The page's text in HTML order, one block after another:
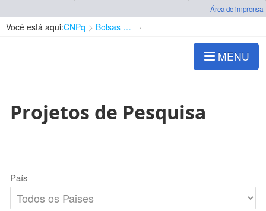
Área de imprensa
Você está aqui:CNPq Bolsas e Auxílios Vigentes
MENU
Projetos de Pesquisa
País